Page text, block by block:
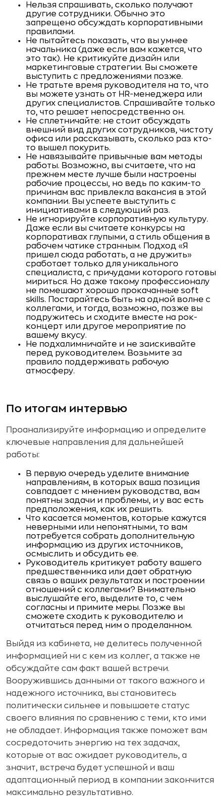
Нельзя спрашивать, сколько получают
другие сотрудники. Обычно это
запрещено обсуждать корпоративными
правилами.
Не пытайтесь показать, что вы умнее
начальника (даже если вам кажется, что
это так). Не критикуйте дизайн или
маркетинговые стратегии. Вы сможете
выступить с предложениями позже.
Не тратьте время руководителя на то, что
вы можете узнать от HR-менеджера или
других специалистов. Спрашивайте только
то, что решает непосредственно он.
Не сплетничайте: не стоит обсуждать
внешний вид других сотрудников, чистоту
офиса или рассказывать, сколько раз кто-
то вышел покурить.
Не навязывайте привычные вам методы
работы. Возможно, вы считаете, что на
прежнем месте лучше были настроены
рабочие процессы, но ведь по каким-то
причинам вас привлекла вакансия в этой
компании. Вы успеете выступить с
инициативами в следующий раз.
Не игнорируйте корпоративную культуру.
Даже если вы считаете конкурсы на
корпоративах глупыми, а стиль общения в
рабочем чатике странным. Подход «Я
пришел сюда работать, а не дружить»
сработает только для уникального
специалиста, с причудами которого готовы
мириться. Но даже такому профессионалу
не помешают хорошо прокачанные soft
skills. Постарайтесь быть на одной волне с
коллегами, и тогда, возможно, позже вы
подружитесь и сходите вместе на рок-
концерт или другое мероприятие по
вашему вкусу.
Не подхалимничайте и не заискивайте
перед руководителем. Возьмите за
правило поддерживать рабочую
атмосферу.
По итогам интервью
Проанализируйте информацию и определите
ключевые направления для дальнейшей
работы:
В первую очередь уделите внимание
направлениям, в которых ваша позиция
совпадает с мнением руководства, вам
понятны задачи и проблемы, и у вас есть
предположения, как их решить.
Что касается моментов, которые кажутся
неверными или непонятными, то вам
потребуется собрать дополнительную
информацию из других источников,
осмыслить и обсудить ее.
Руководитель критикует работу вашего
предшественника или дает обратную
связь о ваших результатах и построении
отношений с коллегами? Внимательно
выслушайте его, выделите то, с чем
согласны и примите меры. Позже вы
сможете сходить к руководителю и
отчитаться перед ним о проделанном.
Выйдя из кабинета, не делитесь полученной
информацией ни с кем из коллег, а также не
обсуждайте сам факт вашей встречи.
Вооружившись данными от такого важного и
надежного источника, вы становитесь
политически сильнее и повышаете статус
своего влияния по сравнению с теми, кто ими
не обладает. Информация также поможет вам
сосредоточить энергию на тех задачах,
которые от вас ожидает руководитель, а
значит, встреча будет успешной и ваш
адаптационный период в компании закончится
максимально результативно.